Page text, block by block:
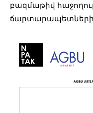
բազմաթիվ
ճարտարապետների